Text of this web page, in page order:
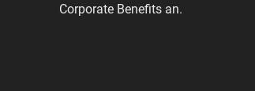
Corporate Benefits an.